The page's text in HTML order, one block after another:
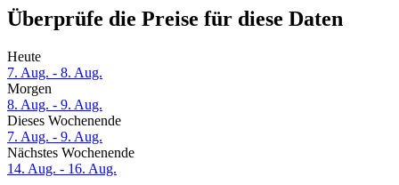
Überprüfe die Preise für diese Daten
Heute
7. Aug. - 8. Aug.
Morgen
8. Aug. - 9. Aug.
Dieses Wochenende
7. Aug. - 9. Aug.
Nächstes Wochenende
14. Aug. - 16. Aug.